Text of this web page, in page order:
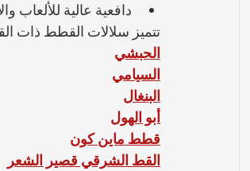
دافعية عالية للألعاب
تتميز سلالات القطط ذات
الحبشي
السيامي
البنغال
أبو الهول
قطط ماين كون
القط الشرقي قصير الشعر